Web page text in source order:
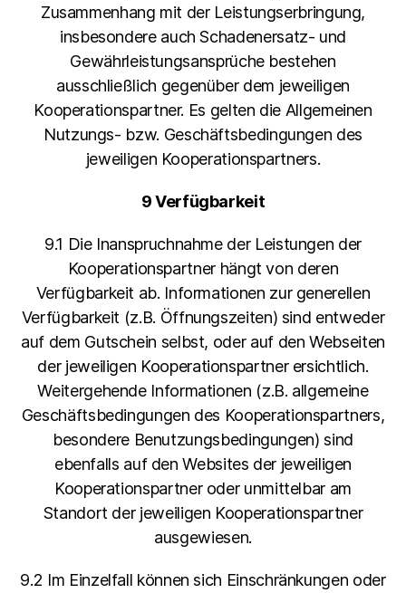
Zusammenhang mit der Leistungserbringung,
insbesondere auch Schadenersatz- und
Gewährleistungsansprüche bestehen
ausschließlich gegenüber dem jeweiligen
Kooperationspartner. Es gelten die Allgemeinen
Nutzungs- bzw. Geschäftsbedingungen des
jeweiligen Kooperationspartners.
9 Verfügbarkeit
9.1 Die Inanspruchnahme der Leistungen der
Kooperationspartner hängt von deren
Verfügbarkeit ab. Informationen zur generellen
Verfügbarkeit (z.B. Öffnungszeiten) sind entweder
auf dem Gutschein selbst, oder auf den Webseiten
der jeweiligen Kooperationspartner ersichtlich.
Weitergehende Informationen (z.B. allgemeine
Geschäftsbedingungen des Kooperationspartners,
besondere Benutzungsbedingungen) sind
ebenfalls auf den Websites der jeweiligen
Kooperationspartner oder unmittelbar am
Standort der jeweiligen Kooperationspartner
ausgewiesen.
9.2 Im Einzelfall können sich Einschränkungen oder